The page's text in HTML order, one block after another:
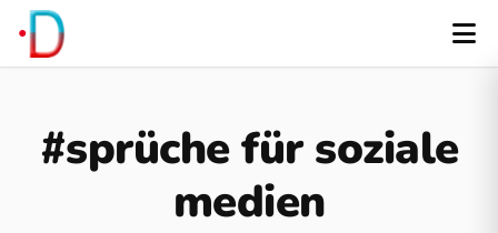
#sprüche für soziale
medien